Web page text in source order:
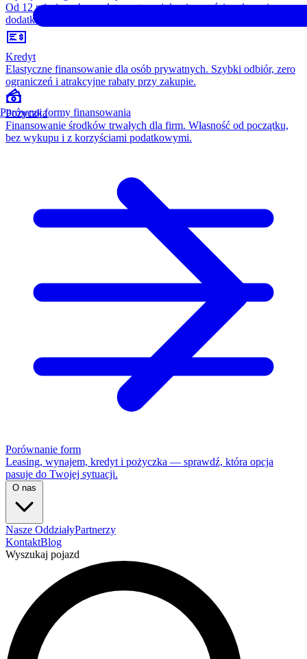
Od 12 miesięcy, bez opłaty wstępnej, konieczności wykupu i
dodatkowych kosztów. Wszystko w cenie raty.
Kredyt
Elastyczne finansowanie dla osób prywatnych. Szybki odbiór, zero
ograniczeń i atrakcyjne rabaty przy zakupie.
Pożyczka
Finansowanie środków trwałych dla firm. Własność od początku,
bez wykupu i z korzyściami podatkowymi.
Porównanie form
Leasing, wynajem, kredyt i pożyczka — sprawdź, która opcja
pasuje do Twojej sytuacji.
O nas
Nasze OddziałyPartnerzy
KontaktBlog
Wyszukaj pojazd
Porównaj formy finansowania